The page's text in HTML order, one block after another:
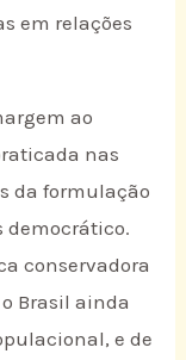
em relações
ao
nas
da formulação
democrático.
conservadora
Brasil ainda
e de